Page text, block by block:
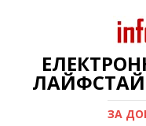
ЗА